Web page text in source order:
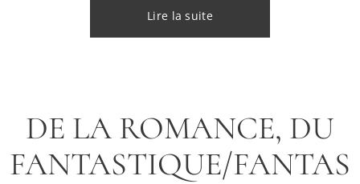
Lire la suite
DE LA ROMANCE, DU
FANTASTIQUE/FANTAS